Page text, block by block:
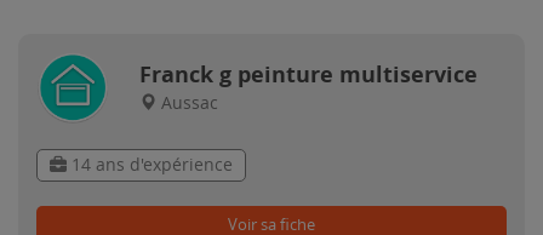
Franck g peinture multiservice
Aussac
14 ans d'expérience
Voir sa fiche